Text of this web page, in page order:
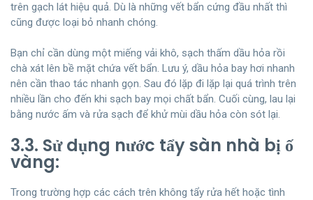
trên gạch lát hiệu quả. Dù là những vết bẩn cứng đầu nhất thì
cũng được loại bỏ nhanh chóng.
Bạn chỉ cần dùng một miếng vải khô, sạch thấm dầu hỏa rồi
chà xát lên bề mặt chứa vết bẩn. Lưu ý, dầu hỏa bay hơi nhanh
nên cần thao tác nhanh gọn. Sau đó lặp đi lặp lại quá trình trên
nhiều lần cho đến khi sạch bay mọi chất bẩn. Cuối cùng, lau lại
bằng nước ấm và rửa sạch để khử mùi dầu hỏa còn sót lại.
3.3. Sử dụng nước tẩy sàn nhà bị ố
vàng:
Trong trường hợp các cách trên không tẩy rửa hết hoặc tình